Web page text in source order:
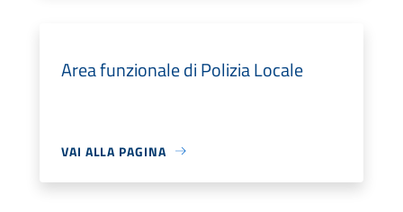
Area funzionale di Polizia Locale
VAI ALLA PAGINA